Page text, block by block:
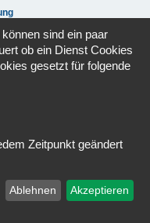
© phpBB Limited
sind ein paar
ob ein Dienst Cookies
gesetzt für folgende
Zeitpunkt geändert
Ablehnen Akzeptieren